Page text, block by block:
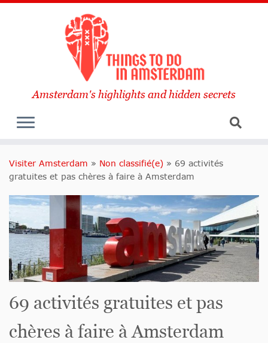
Amsterdam's highlights and hidden secrets
Visiter Amsterdam » Non classifié(e) » 69 activités
gratuites et pas chères à faire à Amsterdam
69 activités gratuites et pas
chères à faire à Amsterdam